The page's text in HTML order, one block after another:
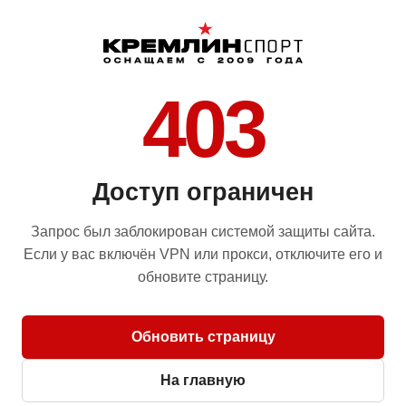
403
Доступ ограничен
Запрос был заблокирован системой защиты сайта.
Если у вас включён VPN или прокси, отключите его и
обновите страницу.
Обновить страницу
На главную